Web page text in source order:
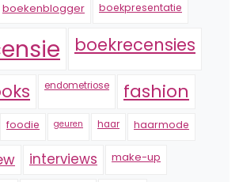
boekenblogger boekpresentatie
boekrecensies
endometriose fashion
foodie geuren haar haarmode
interviews make-up